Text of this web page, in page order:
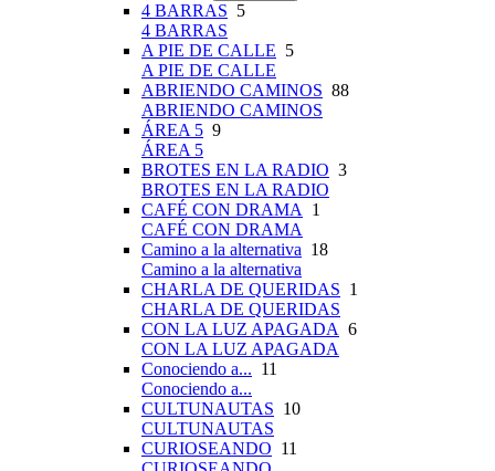
4 BARRAS 5
4 BARRAS
A PIE DE CALLE 5
A PIE DE CALLE
ABRIENDO CAMINOS 88
ABRIENDO CAMINOS
ÁREA 5 9
ÁREA 5
BROTES EN LA RADIO 3
BROTES EN LA RADIO
CAFÉ CON DRAMA
1
CAFÉ CON DRAMA
Camino a la alternativa 18
Camino a la alternativa
CHARLA DE QUERIDAS 1
CHARLA DE QUERIDAS
CON LA LUZ APAGADA 6
CON LA LUZ APAGADA
Conociendo a... 11
Conociendo a...
CULTUNAUTAS 10
CULTUNAUTAS
CURIOSEANDO 11